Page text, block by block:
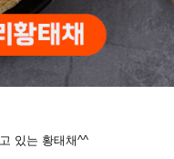
있는 황태채^^